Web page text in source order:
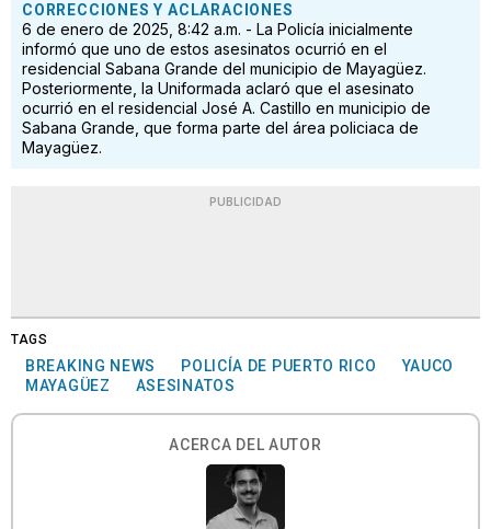
CORRECCIONES Y ACLARACIONES
6 de enero de 2025, 8:42 a.m. - La Policía inicialmente
informó que uno de estos asesinatos ocurrió en el
residencial Sabana Grande del municipio de Mayagüez.
Posteriormente, la Uniformada aclaró que el asesinato
ocurrió en el residencial José A. Castillo en municipio de
Sabana Grande, que forma parte del área policiaca de
Mayagüez.
PUBLICIDAD
TAGS
BREAKING NEWS POLICÍA DE PUERTO RICO
YAUCO
MAYAGÜEZ
ASESINATOS
ACERCA DEL AUTOR